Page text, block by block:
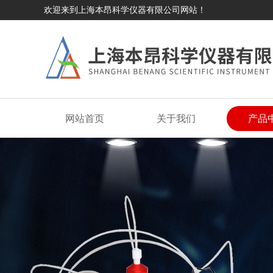
欢迎来到上海本昂科学仪器有限公司网站！
网站首页 关于我们 产品